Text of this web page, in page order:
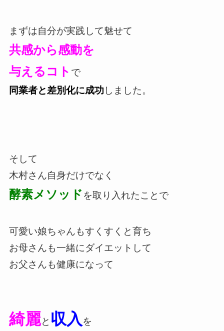
まずは自分が実践して魅せて
共感から感動を
与えるコト で
同業者と差別化に成功 しました。
そして
木村さん自身だけでなく
酵素メソッド を取り入れたことで
可愛い娘ちゃんもすくすくと育ち
お母さんも一緒にダイエットして
お父さんも健康になって
綺麗と 収入 を